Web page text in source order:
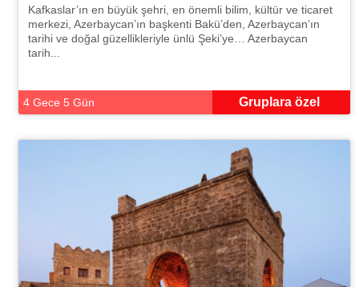
Kafkaslar’ın en büyük şehri, en önemli bilim, kültür ve ticaret
merkezi, Azerbaycan’ın başkenti Bakü’den, Azerbaycan’ın
tarihi ve doğal güzellikleriyle ünlü Şeki’ye… Azerbaycan
tarih...
4 Gece 5 Gün Gruplara özel